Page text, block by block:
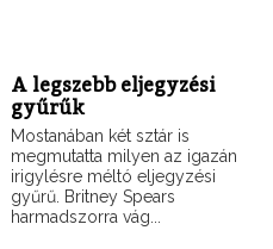
A legszebb eljegyzési
gyűrűk
Mostanában két sztár is
megmutatta milyen az igazán
irigylésre méltó eljegyzési
gyűrű. Britney Spears
harmadszorra vág...